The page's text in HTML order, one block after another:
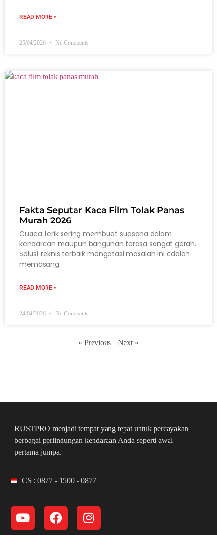
READ MORE »
25/04/2026 No Comments
Fakta Seputar Kaca Film Tolak Panas
Murah 2026
Cuaca terik sering membuat suasana dalam
kendaraan maupun bangunan terasa sangat gerah.
Solusi teknis terbaik mengatasi masalah ini adalah
memasang
READ MORE »
24/04/2026 No Comments
« Previous Next »
RUSTPRO menjadi tempat yang tepat untuk percayakan
berbagai perlindungan kendaraan Anda seperti awal
pertama jumpa.
CS : 0877 - 1500 - 0877